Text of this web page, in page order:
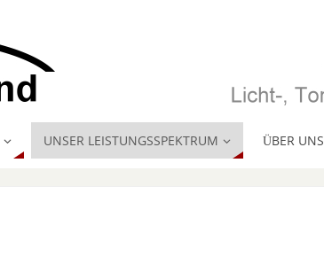
UNSER LEISTUNGSSPEKTRUM ÜBER UNS